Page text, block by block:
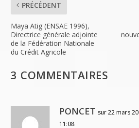
PRÉCÉDENT
Maya Atig (ENSAE 1996),
Directrice générale adjointe
de la Fédération Nationale
du Crédit Agricole
3 COMMENTAIRES
PONCET sur 22 mars
11:08